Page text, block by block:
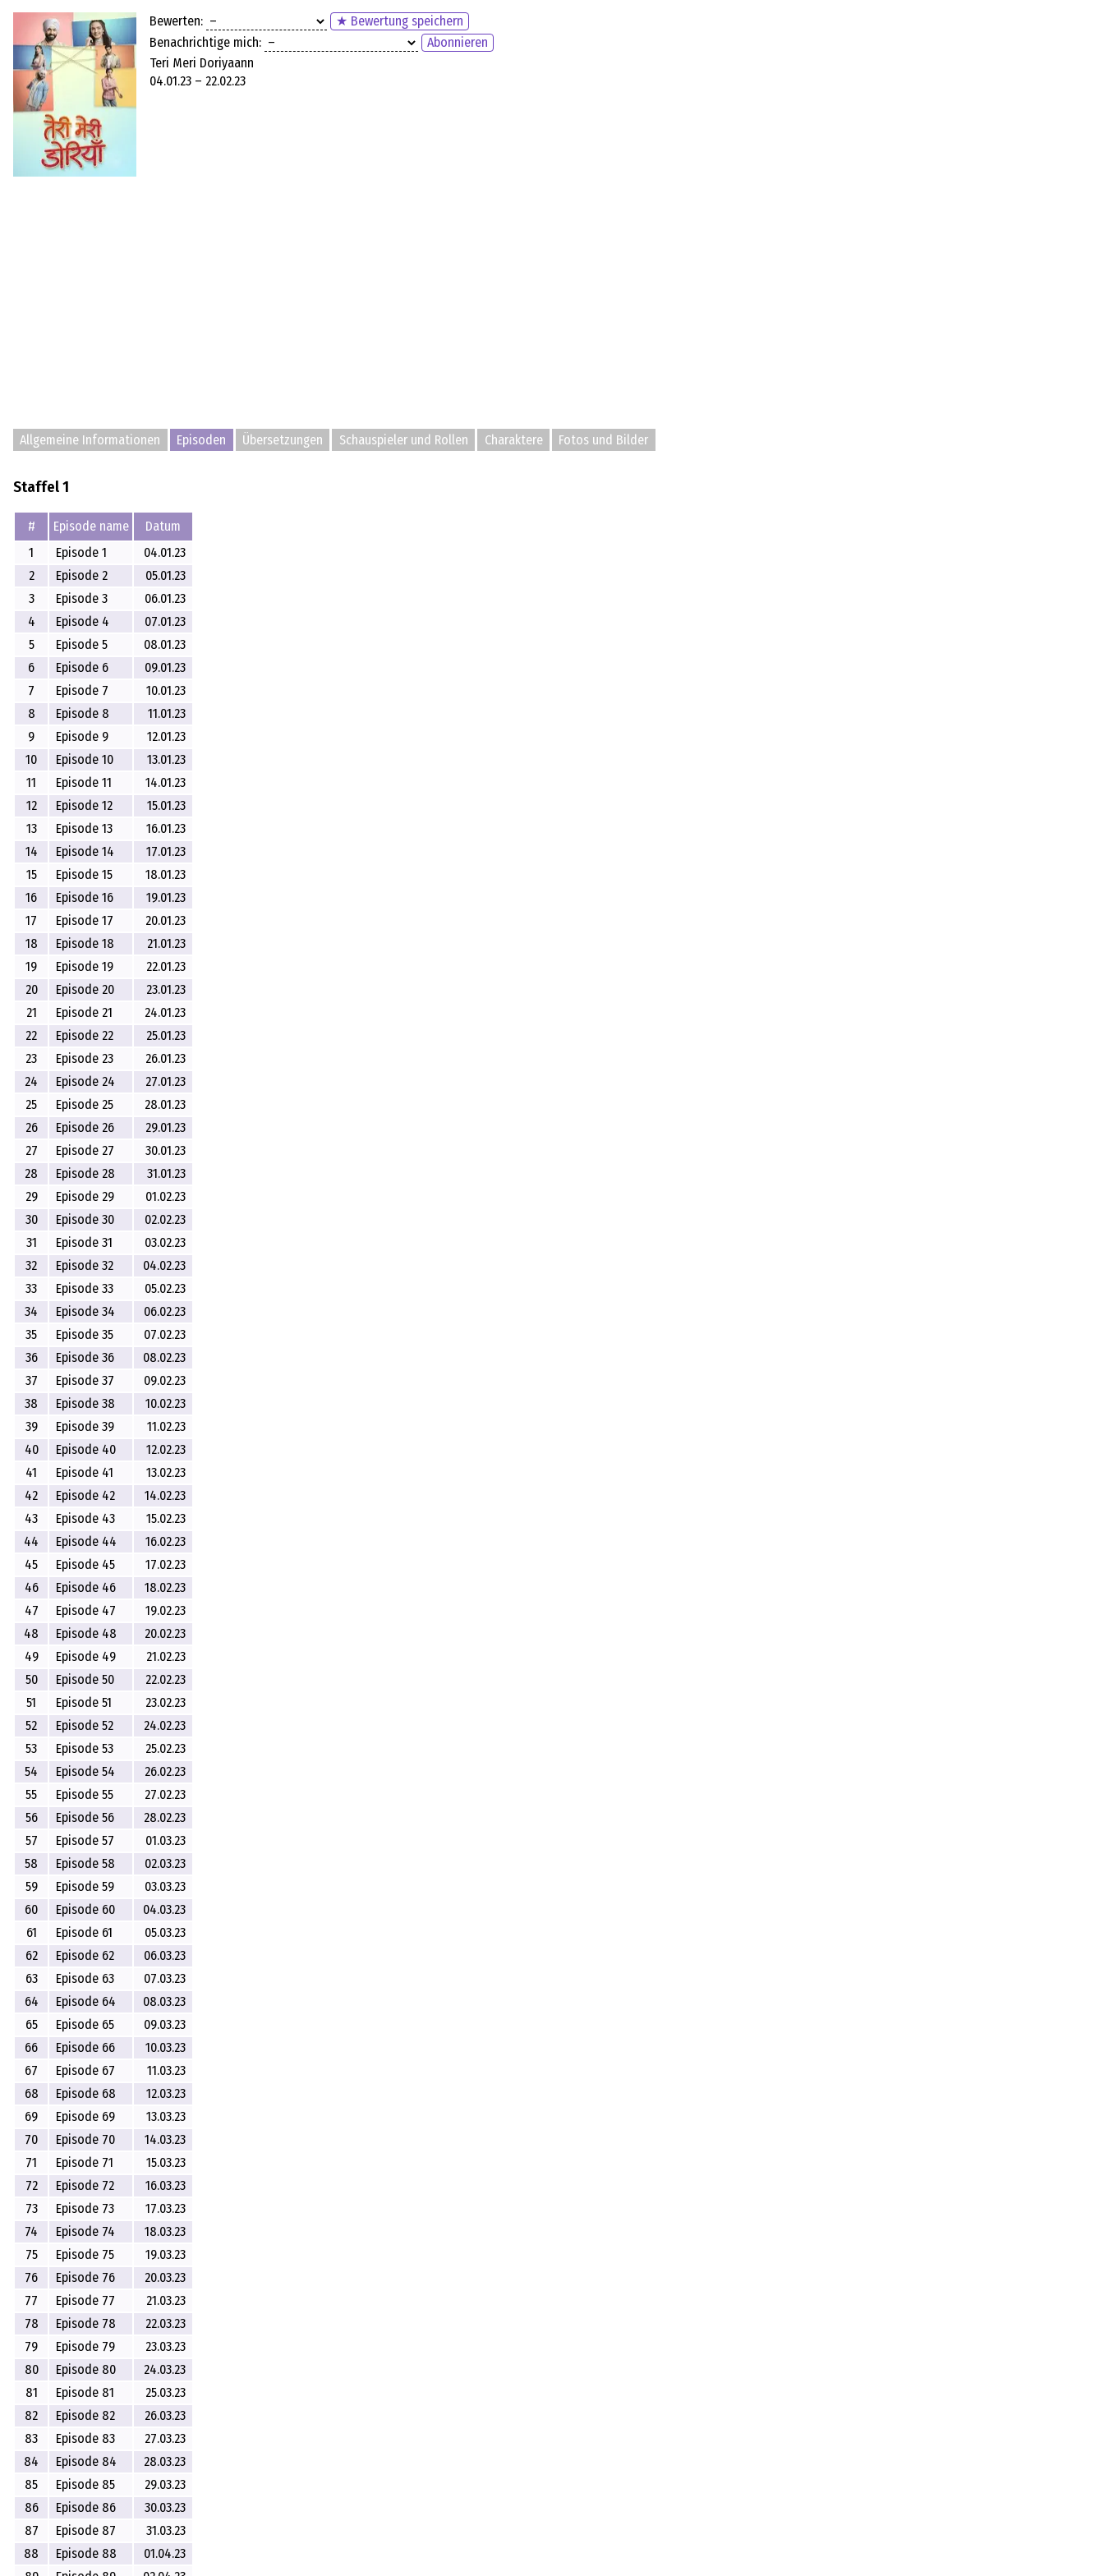
Bewerten:
★ Bewertung speichern
Benachrichtige mich:
Abonnieren
Teri Meri Doriyaann
04.01.23 – 22.02.23
Allgemeine Informationen Episoden Übersetzungen Schauspieler und Rollen Charaktere Fotos und Bilder
Staffel 1
# Episode name
Datum
1
Episode 1
04.01.23
2
Episode 2
05.01.23
3
Episode 3
06.01.23
4
Episode 4
07.01.23
5
Episode 5
08.01.23
6
Episode 6
09.01.23
7
Episode 7
10.01.23
8
Episode 8
11.01.23
9
Episode 9
12.01.23
10
Episode 10
13.01.23
11
Episode 11
14.01.23
12
Episode 12
15.01.23
13
Episode 13
16.01.23
14
Episode 14
17.01.23
15
Episode 15
18.01.23
16
Episode 16
19.01.23
17
Episode 17
20.01.23
18
Episode 18
21.01.23
19
Episode 19
22.01.23
20
Episode 20
23.01.23
21
Episode 21
24.01.23
22
Episode 22
25.01.23
23
Episode 23
26.01.23
24
Episode 24
27.01.23
25
Episode 25
28.01.23
26
Episode 26
29.01.23
27
Episode 27
30.01.23
28
Episode 28
31.01.23
29
Episode 29
01.02.23
30
Episode 30
02.02.23
31
Episode 31
03.02.23
32
Episode 32
04.02.23
33
Episode 33
05.02.23
34
Episode 34
06.02.23
35
Episode 35
07.02.23
36
Episode 36
08.02.23
37
Episode 37
09.02.23
38
Episode 38
10.02.23
39
Episode 39
11.02.23
40
Episode 40
12.02.23
41
Episode 41
13.02.23
42
Episode 42
14.02.23
43
Episode 43
15.02.23
44
Episode 44
16.02.23
45
Episode 45
17.02.23
46
Episode 46
18.02.23
47
Episode 47
19.02.23
48
Episode 48
20.02.23
49
Episode 49
21.02.23
50
Episode 50
22.02.23
51
Episode 51
23.02.23
52
Episode 52
24.02.23
53
Episode 53
25.02.23
54
Episode 54
26.02.23
55
Episode 55
27.02.23
56
Episode 56
28.02.23
57
Episode 57
01.03.23
58
Episode 58
02.03.23
59
Episode 59
03.03.23
60
Episode 60
04.03.23
61
Episode 61
05.03.23
62
Episode 62
06.03.23
63
Episode 63
07.03.23
64
Episode 64
08.03.23
65
Episode 65
09.03.23
66
Episode 66
10.03.23
67
Episode 67
11.03.23
68
Episode 68
12.03.23
69
Episode 69
13.03.23
70
Episode 70
14.03.23
71
Episode 71
15.03.23
72
Episode 72
16.03.23
73
Episode 73
17.03.23
74
Episode 74
18.03.23
75
Episode 75
19.03.23
76
Episode 76
20.03.23
77
Episode 77
21.03.23
78
Episode 78
22.03.23
79
Episode 79
23.03.23
80
Episode 80
24.03.23
81
Episode 81
25.03.23
82
Episode 82
26.03.23
83
Episode 83
27.03.23
84
Episode 84
28.03.23
85
Episode 85
29.03.23
86
Episode 86
30.03.23
87
Episode 87
31.03.23
88
Episode 88
01.04.23